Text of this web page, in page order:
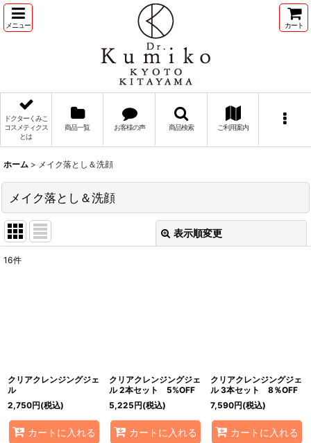
メニュー カート
ドクターくみこ
コスメティクス
とは
商品一覧 お客様の声 商品検索 ご利用案内
ホーム > メイク落とし＆洗顔
メイク落とし＆洗顔
表示順変更
16件
クリアクレンジングジェ
ル
2,750円(税込)
カートに入れる
クリアクレンジングジェ
ル 2本セット 5%OFF
5,225円(税込)
カートに入れる
クリアクレンジングジェ
ル 3本セット 8％OFF
7,590円(税込)
カートに入れる